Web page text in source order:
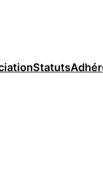
Statuts